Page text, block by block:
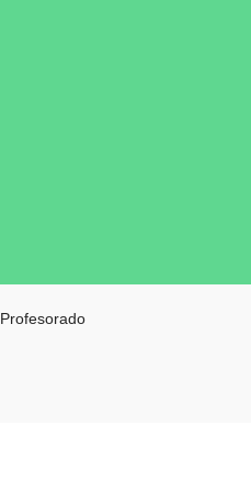
Profesorado